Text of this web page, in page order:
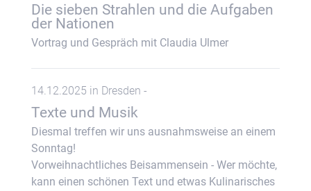
Die sieben Strahlen und die Aufgaben
der Nationen
Vortrag und Gespräch mit Claudia Ulmer
14.12.2025 in Dresden -
Texte und Musik
Diesmal treffen wir uns ausnahmsweise an einem
Sonntag!
Vorweihnachtliches Beisammensein - Wer möchte,
kann einen schönen Text und etwas Kulinarisches